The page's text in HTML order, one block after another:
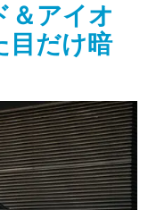
＆アイオ
目だけ暗